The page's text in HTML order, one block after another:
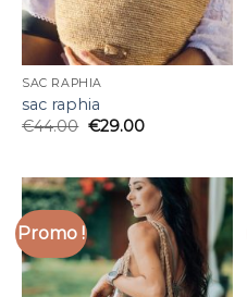
SAC RAPHIA
sac raphia
€44.00 €29.00
Promo !